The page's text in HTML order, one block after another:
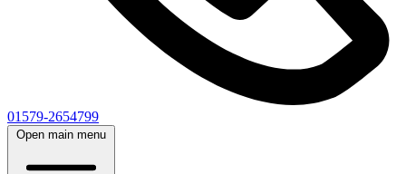
01579-2654799
Open main menu